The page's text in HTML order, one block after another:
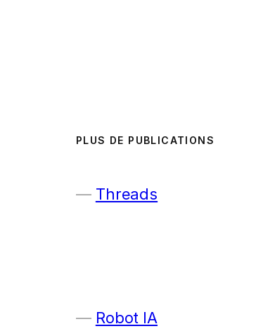
PLUS DE PUBLICATIONS
Threads
Robot IA